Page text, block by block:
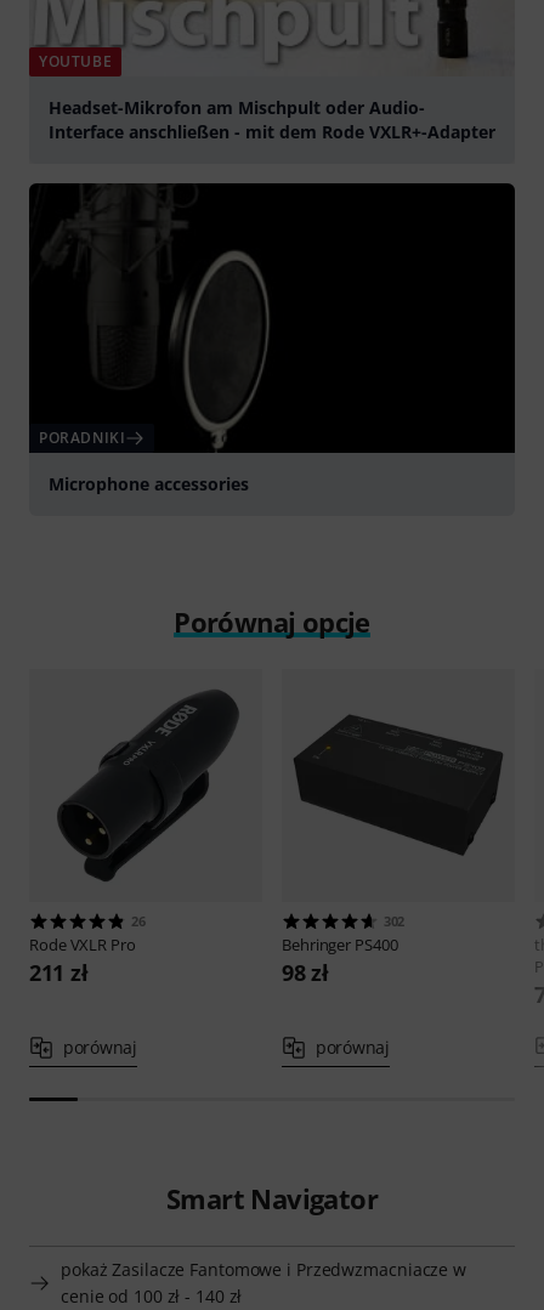
YOUTUBE
Headset-Mikrofon am Mischpult oder Audio-
Interface anschließen - mit dem Rode VXLR+-Adapter
PORADNIKI
Microphone accessories
Porównaj opcje
26
RodeVXLR Pro
211 zł
porównaj
302
Behringer PS400
98 zł
porównaj
Smart Navigator
pokaż Zasilacze Fantomowe i Przedwzmacniacze w
cenie od 100 zł - 140 zł